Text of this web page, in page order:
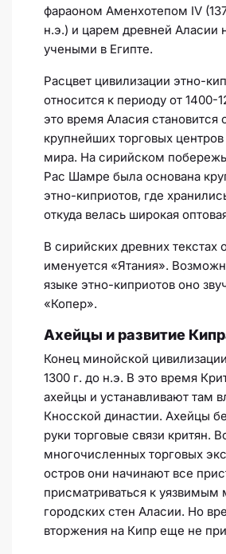
фараоном Аменхотепом IV
н.э.) и царем древней Аласии
учеными в Египте.
Расцвет цивилизации этно-
относится к периоду от 1400-
это время Аласия становится
крупнейших торговых
мира. На сирийском
Рас Шамре была основана
этно-киприотов, где
откуда велась широкая
В сирийских древних текстах
именуется «Ятания».
языке этно-киприотов оно
«Копер».
Ахейцы и развитие
Конец минойской
1300 г. до н.э. В это время
ахейцы и устанавливают там
Кносской династии. Ахейцы
руки торговые связи критян.
многочисленных торговых
остров они начинают все
присматриваться к уязвимым
городских стен Аласии. Но
вторжения на Кипр еще не